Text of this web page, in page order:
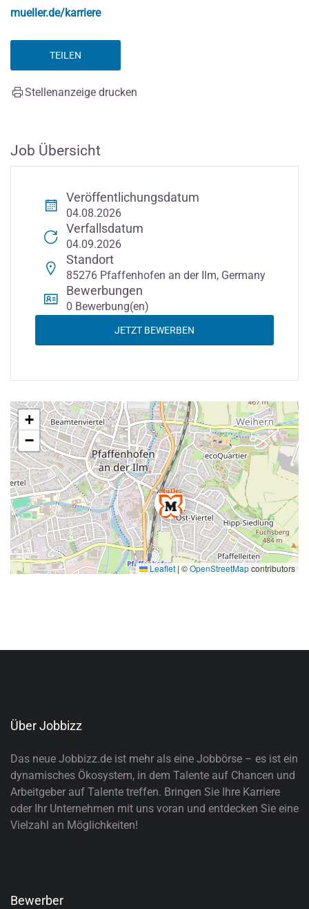
mueller.de/karriere
TEILEN
Stellenanzeige drucken
Job Übersicht
Veröffentlichungsdatum
04.08.2026
Verfallsdatum
04.09.2026
Standort
85276 Pfaffenhofen an der Ilm, Germany
Bewerbungen
0 Bewerbung(en)
JETZT BEWERBEN
+
−
Leaflet | ©OpenStreetMapcontributors
Über Jobbizz
Das neue Jobbizz.de ist mehr als eine Jobbörse – es ist ein
dynamisches Ökosystem, in dem Talente auf Chancen und
Arbeitgeber auf Talente treffen. Bringen Sie Ihre Karriere
oder Ihr Unternehmen mit uns voran und entdecken Sie eine
Vielzahl an Möglichkeiten!
Bewerber